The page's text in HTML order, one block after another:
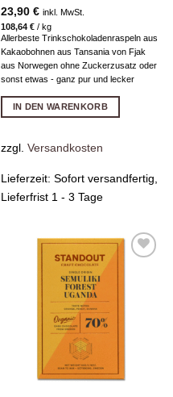
23,90 € inkl. MwSt.
108,64 €/ kg
Allerbeste Trinkschokoladenraspeln aus
Kakaobohnen aus Tansania von Fjak
aus Norwegen ohne Zuckerzusatz oder
sonst etwas - ganz pur und lecker
IN DEN WARENKORB
zzgl. Versandkosten
Lieferzeit: Sofort versandfertig,
Lieferfrist 1 - 3 Tage